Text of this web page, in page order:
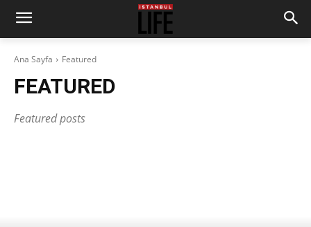
Ana Sayfa Featured
FEATURED
Featured posts